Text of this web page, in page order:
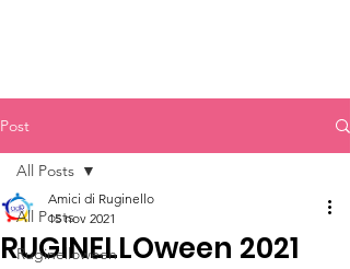
Post
All Posts
Ruginelloween
All Posts
RUGINELLOween 2021
Amici di Ruginello
15 nov 2021